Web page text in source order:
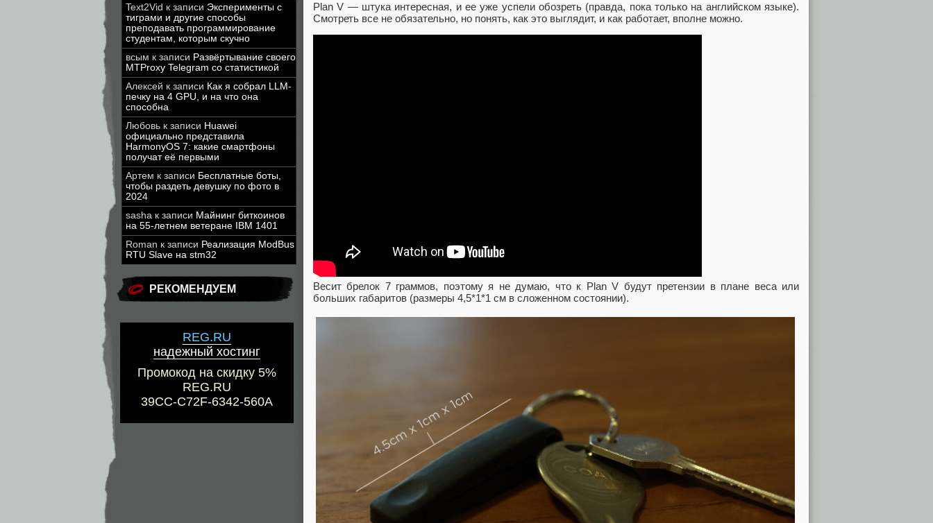
Text2Vid к записи Эксперименты с
тиграми и другие способы
преподавать программирование
студентам, которым скучно
всым к записи Развёртывание своего
MTProxy Telegram со статистикой
Алексей к записи Как я собрал LLM-
печку на 4 GPU, и на что она
способна
Любовь к записи Huawei
официально представила
HarmonyOS 7: какие смартфоны
получат её первыми
Артем к записи Бесплатные боты,
чтобы раздеть девушку по фото в
2024
sasha к записи Майнинг биткоинов
на 55-летнем ветеране IBM 1401
Roman к записи Реализация ModBus
RTU Slave на stm32
РЕКОМЕНДУЕМ
REG.RU
надежный хостинг
Промокод на скидку 5%
REG.RU
39CC-C72F-6342-560A
Plan V — штука интересная, и ее уже успели обозреть (правда, пока только на английском языке).
Смотреть все не обязательно, но понять, как это выглядит, и как работает, вполне можно.
Весит брелок 7 граммов, поэтому я не думаю, что к Plan V будут претензии в плане веса или
больших габаритов (размеры 4,5*1*1 см в сложенном состоянии).